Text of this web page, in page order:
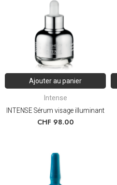
Ajouter au panier
Intense
INTENSE Sérum visage illuminant
CHF 98.00